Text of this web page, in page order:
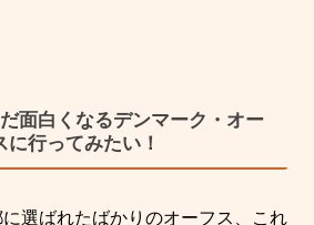
面白くなるデンマーク・オー
に行ってみたい！
選ばれたばかりのオーフス、これ